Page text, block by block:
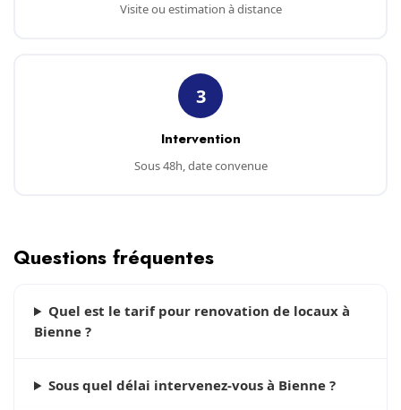
Visite ou estimation à distance
3
Intervention
Sous 48h, date convenue
Questions fréquentes
Quel est le tarif pour renovation de locaux à
Bienne ?
Sous quel délai intervenez-vous à Bienne ?